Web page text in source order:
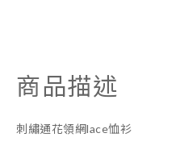
商品描述
刺繡通花領網lace恤衫